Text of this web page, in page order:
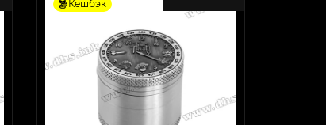
Кешбэк